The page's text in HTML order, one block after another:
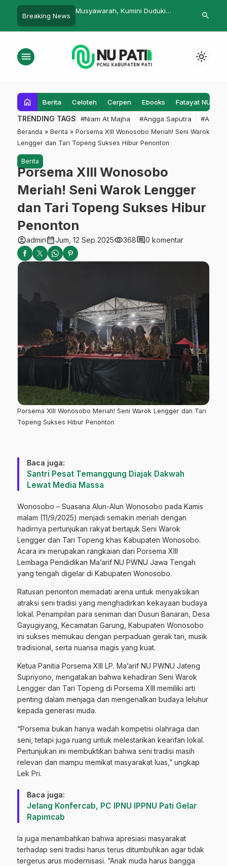
Breaking News
Ketua Muslimat NU
Sekolah Sebagai Tempat
Para
search
menu light_mode
home Berita Celoteh Cerpen Ebooks Fatayat NU
TRENDING TAGS #Niam At Majha #Angga Saputra #Admin
Beranda » Berita » Porsema XIII Wonosobo Meriah! Seni Warok
Lengger dan Tari Topeng Sukses Hibur Penonton
Berita
Porsema XIII Wonosobo
Meriah! Seni Warok Lengger
dan Tari Topeng Sukses Hibur
Penonton
account_circleadmincalendar_monthJum, 12 Sep 2025visibility368comment0 komentar
Porsema XIII Wonosobo Meriah! Seni Warok Lengger dan Tari
Topeng Sukses Hibur Penonton
Baca juga:
Santri Pesat Temanggung Diajak Dakwah
Lewat Media Massa
Wonosobo – Suasana Alun-Alun Wonosobo pada Kamis
malam (11/9/2025) menjadi semakin meriah dengan
hadirnya pertunjukan rakyat bertajuk Seni Warok
Lengger dan Tari Topeng khas Kabupaten Wonosobo.
Acara ini merupakan rangkaian dari Porsema XIII
Lembaga Pendidikan Ma’arif NU PWNU Jawa Tengah
yang tengah digelar di Kabupaten Wonosobo.
Ratusan penonton memadati arena untuk menyaksikan
atraksi seni tradisi yang menghadirkan kekayaan budaya
lokal. Penampilan para seniman dari Dusun Banaran, Desa
Gayugiyang, Kecamatan Garung, Kabupaten Wonosobo
ini sukses memukau dengan perpaduan gerak tari, musik
tradisional, serta nuansa magis yang kuat.
Ketua Panitia Porsema XIII LP. Ma’arif NU PWNU Jateng
Supriyono, mengatakan bahwa kehadiran Seni Warok
Lengger dan Tari Topeng di Porsema XIII memiliki arti
penting dalam menjaga dan mengenalkan budaya leluhur
kepada generasi muda.
“Porsema bukan hanya wadah kompetisi olahraga dan
seni, tetapi juga ruang untuk melestarikan kearifan lokal.
Pertunjukan ini membuktikan bahwa seni tradisi masih
relevan dan mampu memikat masyarakat luas,” ungkap
Lek Pri.
Baca juga:
Jelang Konfercab, PC IPNU IPPNU Pati Gelar
Rapimcab
Ia juga menambahkan bahwa apresiasi masyarakat
terhadap seni tradisi harus terus ditumbuhkan agar tidak
tergerus arus modernisasi. “Anak muda harus bangga